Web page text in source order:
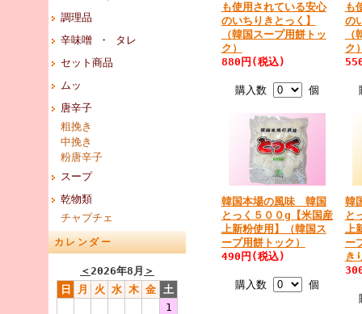
調理品
辛味噌 ・ タレ
セット商品
ムッ
唐辛子
粗挽き
中挽き
粉唐辛子
スープ
乾物類
チャプチェ
カレンダー
＜2026年8月 ＞
日
月 火 水 木 金 土
1
も使用されている安心
のいちりきとっく】
（韓国スープ用餅トッ
ク）
880円(税込)
購入数 個
も
の
ク
韓国本場の風味 韓国
とっく５００g【米国産
上新粉使用】（韓国ス
ープ用餅トック）
490円(税込)
購入数 個
韓
と
ー
き